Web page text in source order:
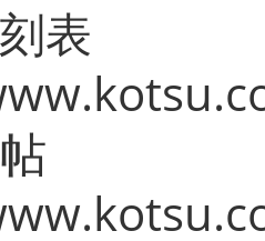
表